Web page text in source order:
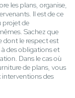
les plans, organise,
Il est de ce
projet de
Sachez que
dont le respect est
des obligations et
Dans le cas où
de plans, vous
interventions des